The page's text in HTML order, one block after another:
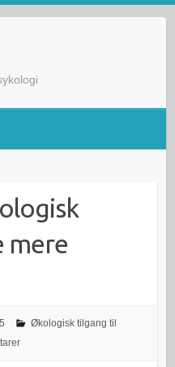
mere
Økologisk tilgang til